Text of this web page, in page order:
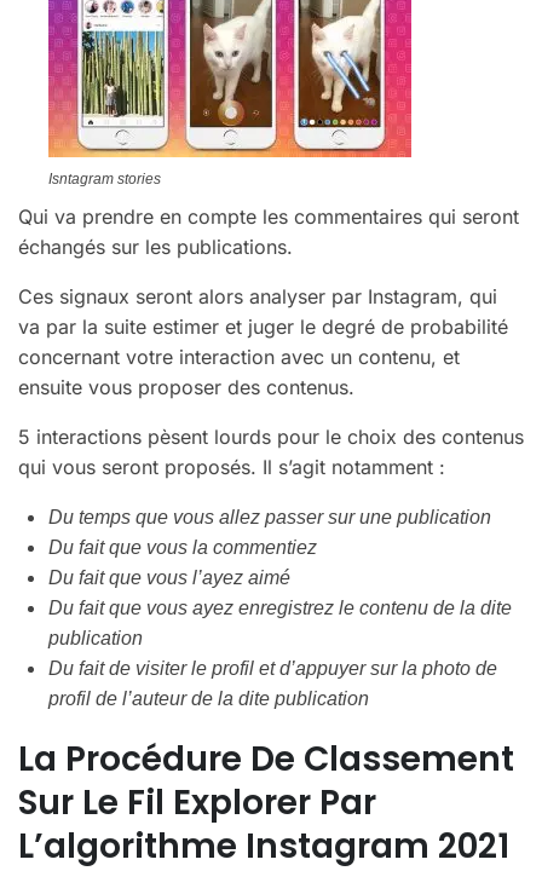
Isntagram stories
Qui va prendre en compte les commentaires qui seront
échangés sur les publications.
Ces signaux seront alors analyser par Instagram, qui
va par la suite estimer et juger le degré de probabilité
concernant votre interaction avec un contenu, et
ensuite vous proposer des contenus.
5 interactions pèsent lourds pour le choix des contenus
qui vous seront proposés. Il s’agit notamment :
Du temps que vous allez passer sur une publication
Du fait que vous la commentiez
Du fait que vous l’ayez aimé
Du fait que vous ayez enregistrez le contenu de la dite
publication
Du fait de visiter le profil et d’appuyer sur la photo de
profil de l’auteur de la dite publication
La Procédure De Classement
Sur Le Fil Explorer Par
L’algorithme Instagram 2021